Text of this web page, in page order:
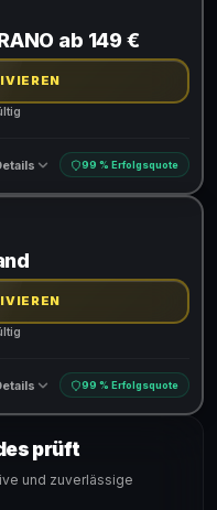
ab 149 €
99 % Erfolgsquote
99 % Erfolgsquote
prüft
und zuverlässige